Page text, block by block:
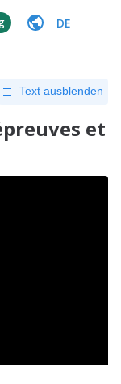
DE
Text ausblenden
et